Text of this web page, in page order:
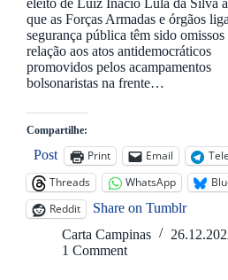
que as Forças Armadas e órgãos
segurança pública têm sido omissos
relação aos atos antidemocráticos
promovidos pelos acampamentos
bolsonaristas na frente…
Compartilhe:
Post Print Email
Threads
WhatsApp
Reddit
Share on Tumblr
Carta Campinas
1 Comment